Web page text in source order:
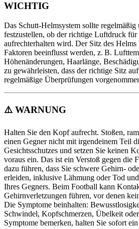
WICHTIG
Das Schutt-Helmsystem sollte
festzustellen, ob der richtige Luftdruck für
aufrechterhalten wird. Der Sitz des Helms
Faktoren beeinflusst werden, z. B.
Höhenänderungen, Haarlänge,
zu gewährleisten, dass der richtige Sitz
regelmäßige Überprüfungen
⚠️ WARNUNG
Halten Sie den Kopf aufrecht. Stoßen,
einen Gegner nicht mit irgendeinem Teil
Gesichtsschutzes und setzen Sie keinen
voraus ein. Das ist ein Verstoß gegen die
dazu führen, dass Sie schwere Gehirn-
erleiden, inklusive Lähmung oder Tod
Ihres Gegners. Beim Football kann
Gehirnverletzungen führen, vor denen
Die Symptome beinhalten:
Schwindel, Kopfschmerzen, Übelkeit
Symptome bemerken, halten Sie sofort